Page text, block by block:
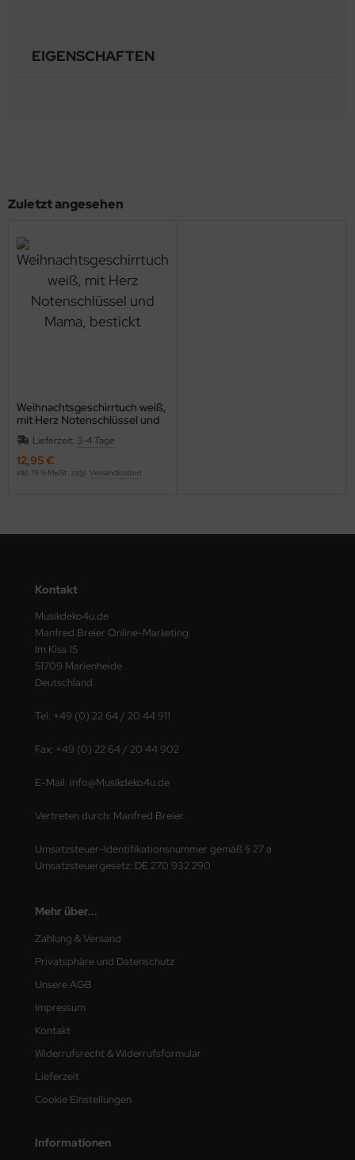
EIGENSCHAFTEN
Zuletzt angesehen
Weihnachtsgeschirrtuch weiß,
mit Herz Notenschlüssel und
Mama, bestickt
Lieferzeit: 3-4 Tage
12,95 €
inkl. 19 % MwSt. zzgl. Versandkosten
Kontakt
Musikdeko4u.de
Manfred Breier Online-Marketing
Im Kiss 15
51709 Marienheide
Deutschland
Tel: +49 (0) 22 64 / 20 44 911
Fax: +49 (0) 22 64 / 20 44 902
E-Mail: info@Musikdeko4u.de
Vertreten durch: Manfred Breier
Umsatzsteuer-Identifikationsnummer gemäß § 27 a
Umsatzsteuergesetz: DE 270 932 290
Mehr über...
Zahlung & Versand
Privatsphäre und Datenschutz
Unsere AGB
Impressum
Kontakt
Widerrufsrecht & Widerrufsformular
Lieferzeit
Cookie Einstellungen
Informationen